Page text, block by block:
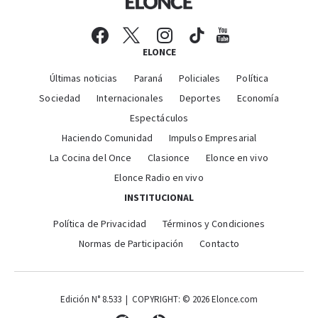
ELONCE
Últimas noticias Paraná Policiales
Política
Sociedad
Internacionales Deportes
Economía
Espectáculos
Haciendo Comunidad
Impulso Empresarial
La Cocina del Once
Clasionce
Elonce en vivo
Elonce Radio en vivo
INSTITUCIONAL
Política de Privacidad
Términos y Condiciones
Normas de Participación
Contacto
Edición N° 8.533 | COPYRIGHT: © 2026 Elonce.com